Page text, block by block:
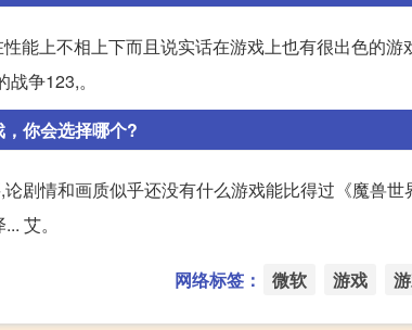
能上不相上下而且说实话在游戏上也有很出色的
争123,。
你会选择哪个?
剧情和画质似乎还没有什么游戏能比得过《魔兽
艾。
网络标签： 微软 游戏